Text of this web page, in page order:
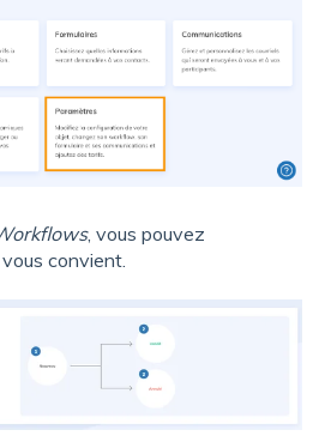
, vous pouvez
convient.